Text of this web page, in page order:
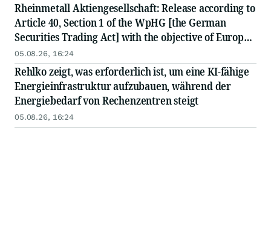
Rheinmetall Aktiengesellschaft: Release according to
Article 40, Section 1 of the WpHG [the German
Securities Trading Act] with the objective of Europe-
wide distribution
05.08.26, 16:24
Rehlko zeigt, was erforderlich ist, um eine KI-fähige
Energieinfrastruktur aufzubauen, während der
Energiebedarf von Rechenzentren steigt
05.08.26, 16:24